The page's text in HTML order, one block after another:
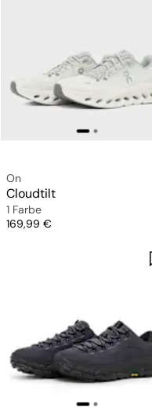
On
Cloudtilt
1 Farbe
Preis
169,99 €